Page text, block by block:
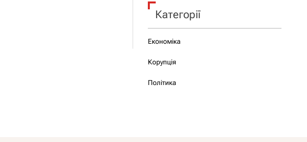
Категорії
Економіка
Корупція
Політика